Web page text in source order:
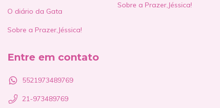
O diário da Gata
Sobre a Prazer,Jéssica!
Sobre a Prazer,Jéssica!
Entre em contato
5521973489769
21-973489769